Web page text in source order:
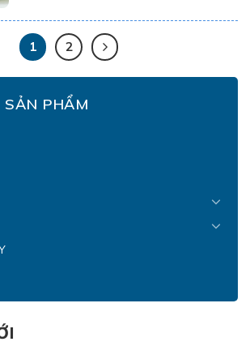
ra một cách nhộn nhịp nhất kề từ đầu những
năm 2021. Với mục đích mang đến một quy
trình […]
1 2
SẢN PHẨM